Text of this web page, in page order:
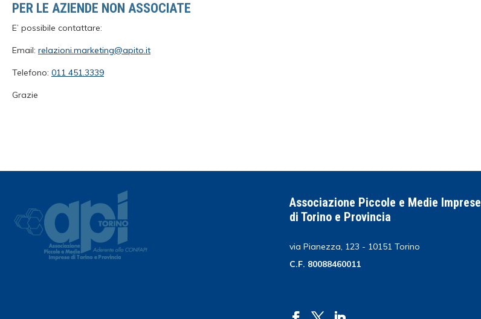
PER LE AZIENDE NON ASSOCIATE
E’ possibile contattare:
Email: relazioni.marketing@apito.it
Telefono: 011 451.3339
Grazie
Associazione Piccole e Medie Imprese
di Torino e Provincia
via Pianezza, 123 - 10151 Torino
C.F. 80088460011